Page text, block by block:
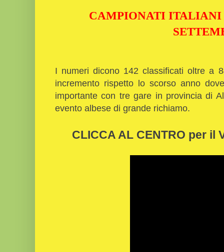
CAMPIONATI
I numeri dicono 142 classificati oltre a
incremento rispetto lo scorso anno
importante con tre gare in provincia di
evento albese di grande richiamo.
CLICCA AL CENTRO per il